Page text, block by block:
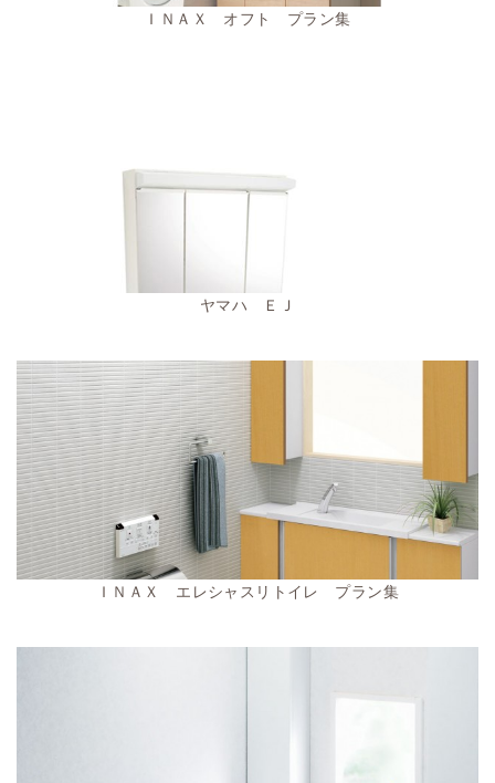
ＩＮＡＸ オフト プラン集
ヤマハ ＥＪ
ＩＮＡＸ エレシャスリトイレ プラン集